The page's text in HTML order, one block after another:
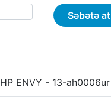
Səbətə at
HP ENVY - 13-ah0006ur